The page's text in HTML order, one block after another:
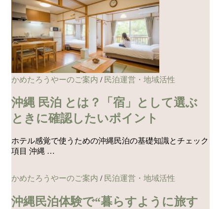
かめたろうやーのご案内 / 民泊運営・地域活性
沖縄 民泊 とは？「宿」として選ぶ
ときに確認したいポイント
ホテル感覚で使うための沖縄民泊の基礎知識とチェック
項目 沖縄 …
かめたろうやーのご案内 / 民泊運営・地域活性
沖縄民泊体験で“暮らすように旅す